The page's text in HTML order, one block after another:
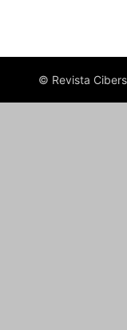
© Revista